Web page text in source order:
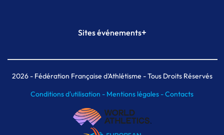
Plateforme Formation
Sites événements+
Meeting de Paris indoor
MAIF Ekiden de Paris
2026- Fédération Française d'Athlétisme - Tous Droits Réservés
Conditions d'utilisation - Mentions légales -Contacts